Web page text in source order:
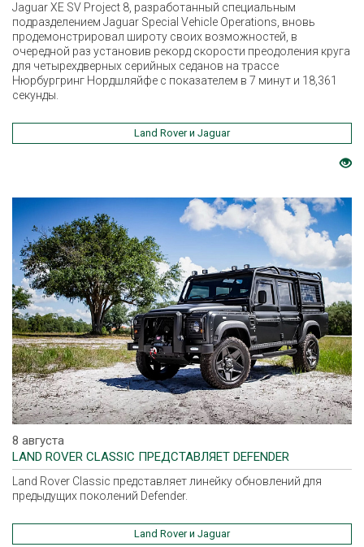
Jaguar XE SV Project 8, разработанный специальным
подразделением Jaguar Special Vehicle Operations, вновь
продемонстрировал широту своих возможностей, в
очередной раз установив рекорд скорости преодоления круга
для четырехдверных серийных седанов на трассе
Нюрбургринг Нордшляйфе с показателем в 7 минут и 18,361
секунды.
Land Rover и Jaguar
8 августа
LAND ROVER CLASSIC ПРЕДСТАВЛЯЕТ DEFENDER
Land Rover Classic представляет линейку обновлений для
предыдущих поколений Defender.
Land Rover и Jaguar